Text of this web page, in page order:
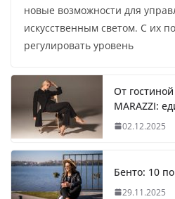
новые возможности для
искусственным светом. С их
регулировать уровень
От
MARAZZI:
02.12.2025
Бенто: 10
29.11.2025